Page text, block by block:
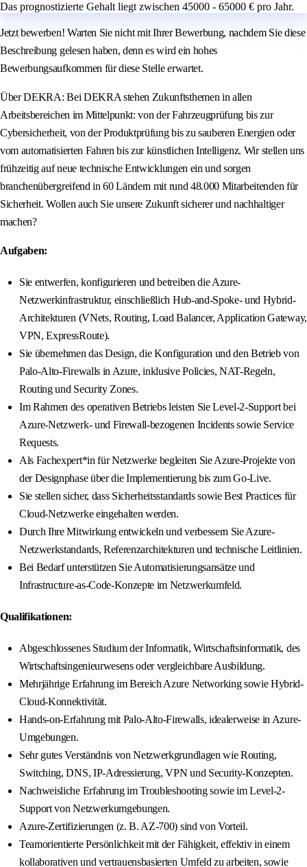
Das prognostizierte Gehalt liegt zwischen 45000 - 65000 € pro Jahr.
Jetzt bewerben! Warten Sie nicht mit Ihrer Bewerbung, nachdem Sie diese
Beschreibung gelesen haben, denn es wird ein hohes
Bewerbungsaufkommen für diese Stelle erwartet.
Über DEKRA: Bei DEKRA stehen Zukunftsthemen in allen
Arbeitsbereichen im Mittelpunkt: von der Fahrzeugprüfung bis zur
Cybersicherheit, von der Produktprüfung bis zu sauberen Energien oder
vom automatisierten Fahren bis zur künstlichen Intelligenz. Wir stellen uns
frühzeitig auf neue technische Entwicklungen ein und sorgen
branchenübergreifend in 60 Ländern mit rund 48.000 Mitarbeitenden für
Sicherheit. Wollen auch Sie unsere Zukunft sicherer und nachhaltiger
machen?
Aufgaben:
Sie entwerfen, konfigurieren und betreiben die Azure-
Netzwerkinfrastruktur, einschließlich Hub-and-Spoke- und Hybrid-
Architekturen (VNets, Routing, Load Balancer, Application Gateway,
VPN, ExpressRoute).
Sie übernehmen das Design, die Konfiguration und den Betrieb von
Palo-Alto-Firewalls in Azure, inklusive Policies, NAT-Regeln,
Routing und Security Zones.
Im Rahmen des operativen Betriebs leisten Sie Level-2-Support bei
Azure-Netzwerk- und Firewall-bezogenen Incidents sowie Service
Requests.
Als Fachexpert*in für Netzwerke begleiten Sie Azure-Projekte von
der Designphase über die Implementierung bis zum Go-Live.
Sie stellen sicher, dass Sicherheitsstandards sowie Best Practices für
Cloud-Netzwerke eingehalten werden.
Durch Ihre Mitwirkung entwickeln und verbessern Sie Azure-
Netzwerkstandards, Referenzarchitekturen und technische Leitlinien.
Bei Bedarf unterstützen Sie Automatisierungsansätze und
Infrastructure-as-Code-Konzepte im Netzwerkumfeld.
Qualifikationen:
Abgeschlossenes Studium der Informatik, Wirtschaftsinformatik, des
Wirtschaftsingenieurwesens oder vergleichbare Ausbildung.
Mehrjährige Erfahrung im Bereich Azure Networking sowie Hybrid-
Cloud-Konnektivität.
Hands-on-Erfahrung mit Palo-Alto-Firewalls, idealerweise in Azure-
Umgebungen.
Sehr gutes Verständnis von Netzwerkgrundlagen wie Routing,
Switching, DNS, IP-Adressierung, VPN und Security-Konzepten.
Nachweisliche Erfahrung im Troubleshooting sowie im Level-2-
Support von Netzwerkumgebungen.
Azure-Zertifizierungen (z. B. AZ-700) sind von Vorteil.
Teamorientierte Persönlichkeit mit der Fähigkeit, effektiv in einem
kollaborativen und vertrauensbasierten Umfeld zu arbeiten, sowie